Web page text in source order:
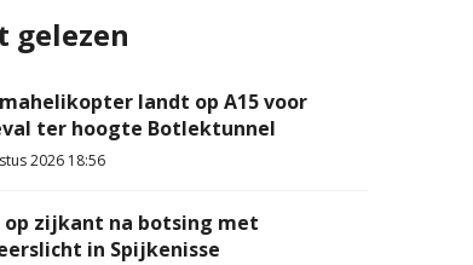
gelezen
landt op A15 voor
ter hoogte Botlektunnel
2026 18:56
op zijkant na botsing met
in Spijkenisse